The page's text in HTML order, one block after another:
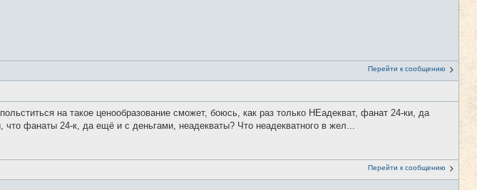
Перейти к сообщению
на такое ценообразование сможет, боюсь, как раз только НЕадекват, фанат 24-ки, да
фанаты 24-к, да ещё и с деньгами, неадекваты? Что неадекватного в жел...
Перейти к сообщению